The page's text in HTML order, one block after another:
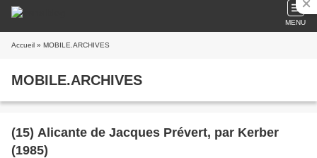
MENU
Accueil » MOBILE.ARCHIVES
MOBILE.ARCHIVES
(15) Alicante de Jacques Prévert, par Kerber
(1985)